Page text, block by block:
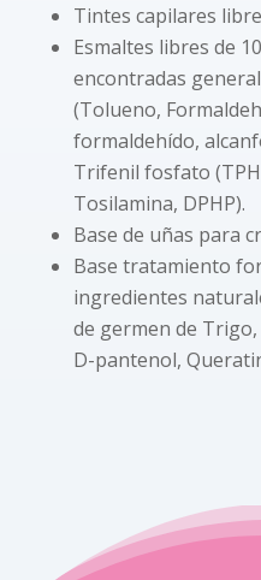
Tintes capilares
Esmaltes libres de
encontradas
(Tolueno,
formaldehído,
Trifenil fosfato
Tosilamina, DPHP).
Base de uñas para
Base tratamiento
ingredientes
de germen de Trigo,
D-pantenol,